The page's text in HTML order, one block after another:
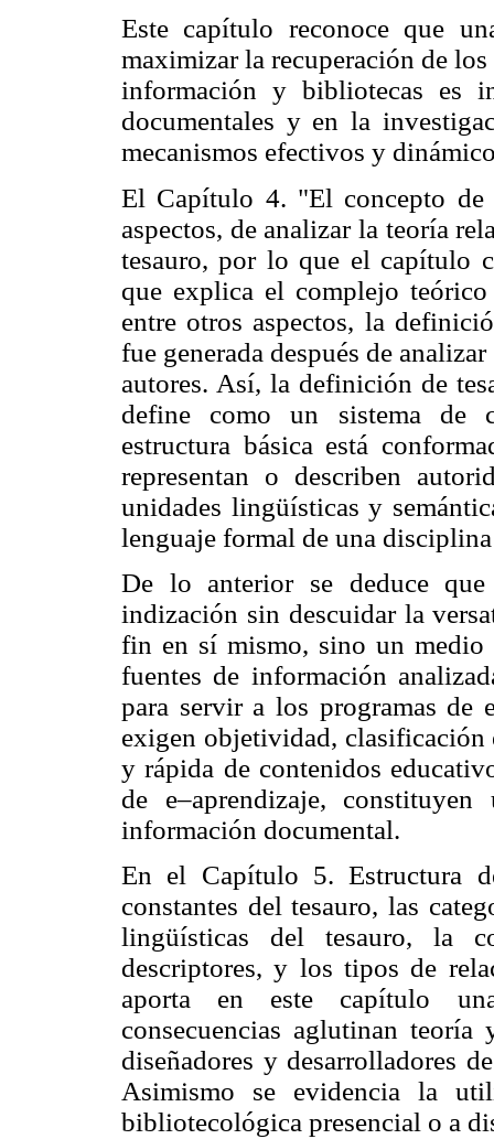
Este capítulo reconoce que
maximizar la recuperación de
información y bibliotecas es
documentales y en la
mecanismos efectivos y
El Capítulo 4. "El concepto de
aspectos, de analizar la teoría
tesauro, por lo que el capítulo
que explica el complejo
entre otros aspectos, la
fue generada después de
autores. Así, la definición de
define como un sistema de
estructura básica está
representan o describen
unidades lingüísticas y
lenguaje formal de una
De lo anterior se deduce
indización sin descuidar la
fin en sí mismo, sino un medio
fuentes de información
para servir a los programas de
exigen objetividad, clasificación
y rápida de contenidos
de e–aprendizaje,
información documental.
En el Capítulo 5. Estructura
constantes del tesauro, las
lingüísticas del tesauro, la
descriptores, y los tipos de
aporta en este capítulo
consecuencias aglutinan
diseñadores y desarrolladores
Asimismo se evidencia la
bibliotecológica presencial o a